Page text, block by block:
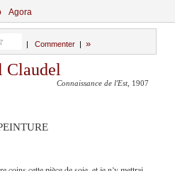
Agora
Commenter| »
Claudel
Connaissance de l'Est, 1907